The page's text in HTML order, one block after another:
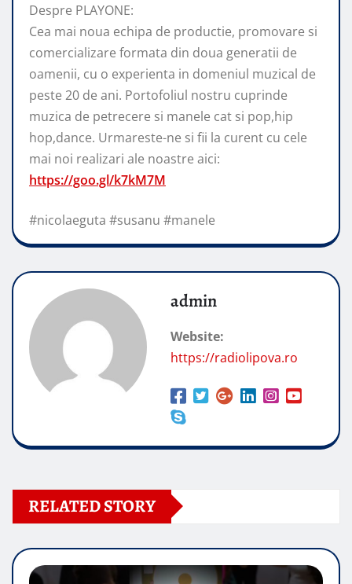
Despre PLAYONE:
Cea mai noua echipa de productie, promovare si
comercializare formata din doua generatii de
oamenii, cu o experienta in domeniul muzical de
peste 20 de ani. Portofoliul nostru cuprinde
muzica de petrecere si manele cat si pop,hip
hop,dance. Urmareste-ne si fii la curent cu cele
mai noi realizari ale noastre aici:
https://goo.gl/k7kM7M
#nicolaeguta #susanu #manele
admin
Website:
https://radiolipova.ro
RELATED STORY